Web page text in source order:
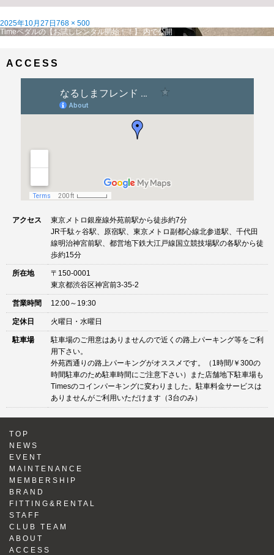
投
稿
2025年10月27日 フ
ル
768 × 500
投
ゲ
Timeペダルの【お試しレンタル開始！！】 内で公開
ACCESS
アクセス
東京メトロ銀座線外苑前駅から徒歩約7分
JR千駄ヶ谷駅、原宿駅、東京メトロ副都心線北参道駅、千代田
線明治神宮前駅、都営地下鉄大江戸線国立競技場駅の各駅から徒
歩約15分
所在地
〒150-0001
東京都渋谷区神宮前3-35-2
営業時間 12:00～19:30
定休日 火曜日・水曜日
駐車場
駐車場のご用意はありませんので近くの路上パーキング等をご利
用下さい。
外苑西通りの路上パーキングがオススメです。（1時間/￥300の
時間駐車のため駐車時間にご注意下さい）また店舗地下駐車場も
Timesのコインパーキングに変わりました。駐車料金サービスは
ありませんがご利用いただけます（3台のみ）
TOP
NEWS
EVENT
MAINTENANCE
MEMBERSHIP
BRAND
FITTING&RENTAL
STAFF
CLUB TEAM
ABOUT
ACCESS